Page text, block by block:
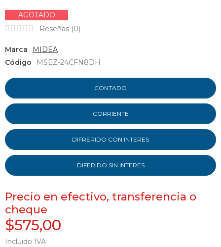
AGOTADO
Reseñas (0)
Marca
MIDEA
Código
MSEZ-24CFN8DH
CONTADO
CORRIENTE
DIFRERIDO CON INTERES
DIFERIDO SIN INTERES
Precio en efectivo, transferencia o
cheque
$575,00
Incluido IVA